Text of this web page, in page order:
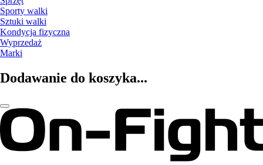
Sporty walki
Sztuki walki
Kondycja fizyczna
Wyprzedaż
Marki
Dodawanie do koszyka...